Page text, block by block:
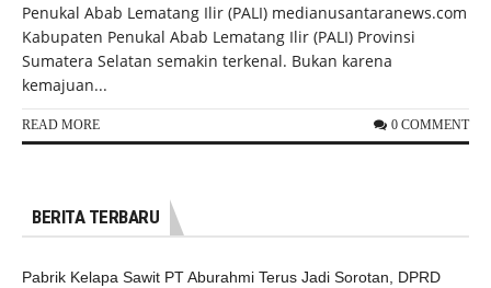
Penukal Abab Lematang Ilir (PALI) medianusantaranews.com
Kabupaten Penukal Abab Lematang Ilir (PALI) Provinsi
Sumatera Selatan semakin terkenal. Bukan karena
kemajuan...
READ MORE 0 COMMENT
BERITA TERBARU
Pabrik Kelapa Sawit PT Aburahmi Terus Jadi Sorotan, DPRD